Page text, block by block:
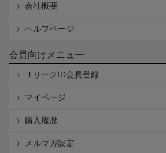
会社概要
ヘルプページ
会員向けメニュー
ＪリーグID会員登録
マイページ
購入履歴
メルマガ設定